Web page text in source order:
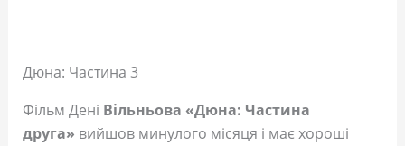
Дюна: Частина 3
Фільм Дені Вільньова «Дюна: Частина
друга» вийшов минулого місяця і має хороші